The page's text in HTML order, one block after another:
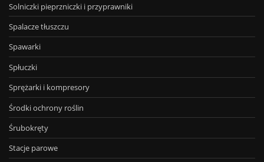
Solniczki pieprzniczki i przyprawniki
Spalacze tłuszczu
Spawarki
Spłuczki
Sprężarki i kompresory
Środki ochrony roślin
Śrubokręty
Stacje parowe